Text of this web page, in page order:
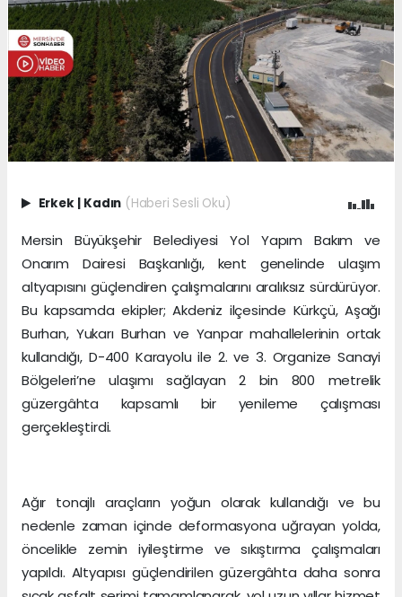
Erkek | Kadın (Haberi Sesli Oku)
Mersin Büyükşehir Belediyesi Yol Yapım Bakım ve
Onarım Dairesi Başkanlığı, kent genelinde ulaşım
altyapısını güçlendiren çalışmalarını aralıksız sürdürüyor.
Bu kapsamda ekipler; Akdeniz ilçesinde Kürkçü, Aşağı
Burhan, Yukarı Burhan ve Yanpar mahallelerinin ortak
kullandığı, D-400 Karayolu ile 2. ve 3. Organize Sanayi
Bölgeleri’ne ulaşımı sağlayan 2 bin 800 metrelik
güzergâhta kapsamlı bir yenileme çalışması
gerçekleştirdi.
Ağır tonajlı araçların yoğun olarak kullandığı ve bu
nedenle zaman içinde deformasyona uğrayan yolda,
öncelikle zemin iyileştirme ve sıkıştırma çalışmaları
yapıldı. Altyapısı güçlendirilen güzergâhta daha sonra